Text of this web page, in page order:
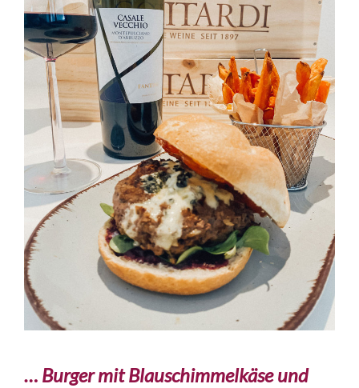
… Burger mit Blauschimmelkäse und